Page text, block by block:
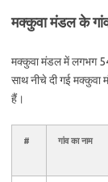
मक्कुवा मंडल के
मक्कुवा मंडल में लगभग
साथ नीचे दी गई
हैं।
# गांव का नाम